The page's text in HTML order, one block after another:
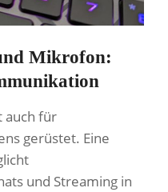
Mikrofon:
auch für
gerüstet. Eine
und Streaming in